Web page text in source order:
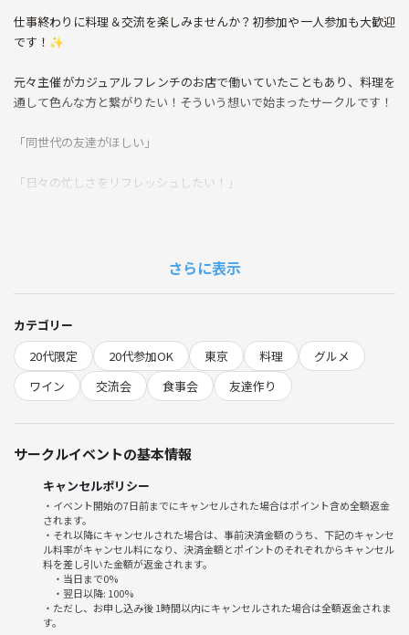
仕事終わりに料理＆交流を楽しみませんか？初参加や一人参加も大歓迎
です！✨
元々主催がカジュアルフレンチのお店で働いていたこともあり、料理を
通して色んな方と繋がりたい！そういう想いで始まったサークルです！
「同世代の友達がほしい」
「日々の忙しさをリフレッシュしたい！」
そんな20代のためのゆるっと交流イベントです♩
・会場は参加者に個別にお送りします！
・19:00スタート、遅れて参加もOK！
・『ブルスケッタ』『カプレーゼ』『シェフのおまかせパスタ』など日
替わりでコース形式でご用意します！
・料理しながら自然と会話⇒初対面でも打ち解けやすい！
・作った料理を囲んで、のんびりグループ交流
・写真映えするカラフルな料理＆会場でSNS用の素敵な1枚も📸
【参加するメリットは？】
・20代限定だから価値観が近い友達ができる！
・1人参加6割＆初参加4割／おひとりでも心配いりません
・いつも会う人とは違う、新しいご縁が広がります
・おしゃれな空間＆美味しいご飯とお酒でリフレッシュ！
◆当日の流れ
さらに表示
カテゴリー
20代限定
20代参加OK 東京 料理
グルメ
ワイン
交流会 食事会 友達作り
サークルイベントの基本情報
キャンセルポリシー
・イベント開始の7日前までにキャンセルされた場合はポイント含め全額返金
されます。
・それ以降にキャンセルされた場合は、事前決済金額のうち、下記のキャンセ
ル料率がキャンセル料になり、決済金額とポイントのそれぞれからキャンセル
料を差し引いた金額が返金されます。
・当日まで0%
・翌日以降: 100%
・ただし、お申し込み後 1時間以内にキャンセルされた場合は全額返金されま
す。